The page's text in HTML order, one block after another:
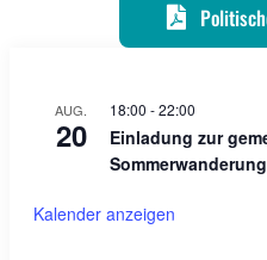
AUG.
20
18:00 -22:00
Einladung zur
Kalender anzeigen